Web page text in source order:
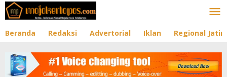
Lewati
ke
Beranda Redaksi Advertorial Iklan Regional Jatim